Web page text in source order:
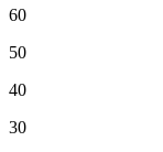
60
50
40
30